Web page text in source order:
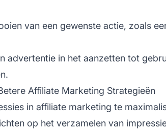
van een gewenste actie, zoals
advertentie in het aanzetten tot
Affiliate Marketing Strategieën
in affiliate marketing te
op het verzamelen van